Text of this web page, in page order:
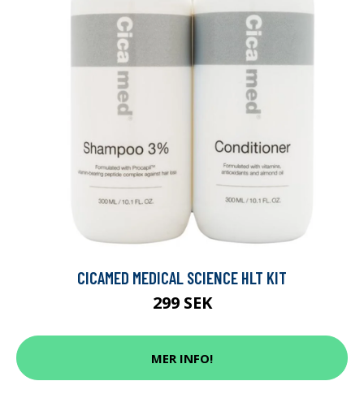
CICAMED MEDICAL SCIENCE HLT KIT
299 SEK
MER INFO!